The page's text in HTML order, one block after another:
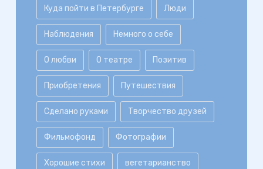
Куда пойти в Петербурге Люди
Наблюдения Немного о себе
О любви О театре Позитив
Приобретения Путешествия
Сделано руками Творчество друзей
Фильмофонд Фотографии
Хорошие стихи вегетарианство